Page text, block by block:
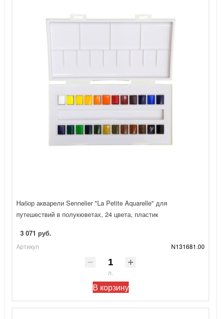
Набор акварели Sennelier "La Petite Aquarelle" для
путешествий в полукюветах, 24 цвета, пластик
3 071 руб.
Артикул N131681.00
л.
В корзину